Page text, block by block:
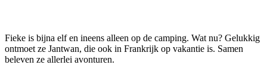
Fieke is bijna elf en ineens alleen op de camping. Wat nu? Gelukkig
ontmoet ze Jantwan, die ook in Frankrijk op vakantie is. Samen
beleven ze allerlei avonturen.